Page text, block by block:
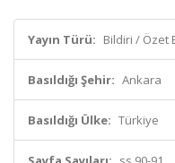
Yayın Türü: Bildiri / Özet
Basıldığı Şehir: Ankara
Basıldığı Ülke: Türkiye